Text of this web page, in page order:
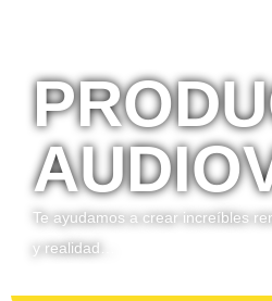
Te ayudamos a crear increíbles
y realidad…